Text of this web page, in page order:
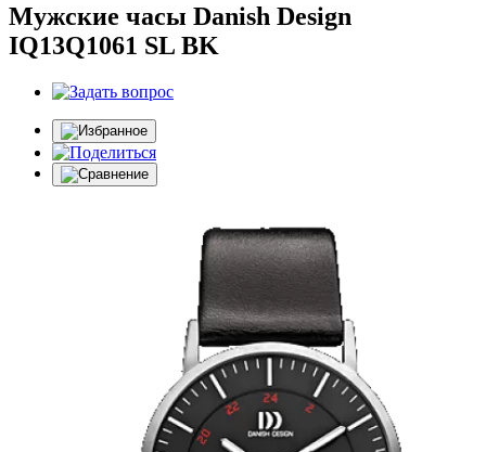
Мужские часы Danish Design
IQ13Q1061 SL BK